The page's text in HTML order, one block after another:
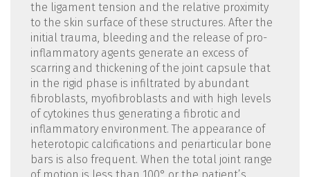
the ligament tension and the relative proximity
to the skin surface of these structures. After the
initial trauma, bleeding and the release of pro-
inflammatory agents generate an excess of
scarring and thickening of the joint capsule that
in the rigid phase is infiltrated by abundant
fibroblasts, myofibroblasts and with high levels
of cytokines thus generating a fibrotic and
inflammatory environment. The appearance of
heterotopic calcifications and periarticular bone
bars is also frequent. When the total joint range